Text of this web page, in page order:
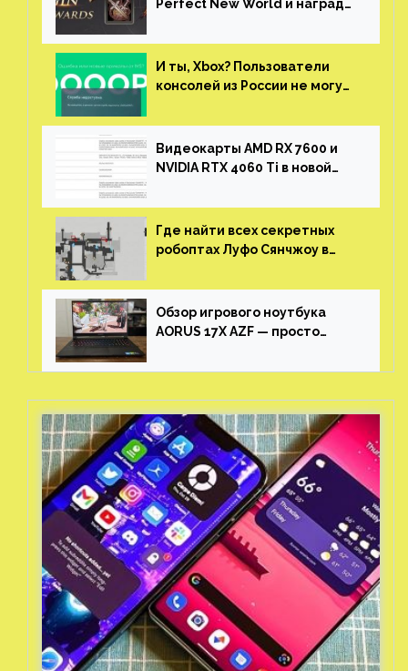
Perfect New World и награды
И ты, Xbox? Пользователи
консолей из России не могут
Видеокарты AMD RX 7600 и
NVIDIA RTX 4060 Ti в новой
Где найти всех секретных
робоптах Луфо Сянчжоу в
Обзор игрового ноутбука
AORUS 17X AZF — просто